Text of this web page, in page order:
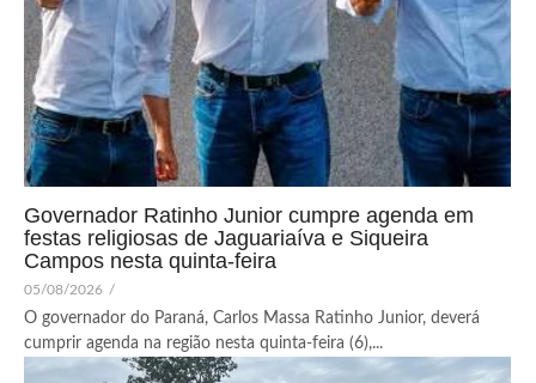
Governador Ratinho Junior cumpre agenda em
festas religiosas de Jaguariaíva e Siqueira
Campos nesta quinta-feira
05/08/2026 /
O governador do Paraná, Carlos Massa Ratinho Junior, deverá
cumprir agenda na região nesta quinta-feira (6),...